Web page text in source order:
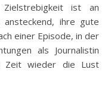
ist an
ihre gute
einer Episode, in der
als Journalistin
Zeit wieder die Lust